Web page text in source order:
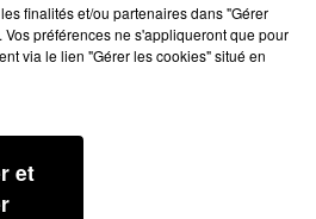
finalités et/ou partenaires dans "Gérer
préférences ne s'appliqueront que pour
via le lien "Gérer les cookies" situé en
et